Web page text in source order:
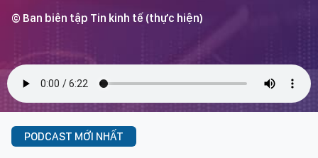
© Ban biên tập Tin kinh tế (thực hiện)
PODCAST MỚI NHẤT